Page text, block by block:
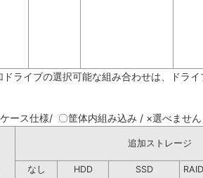
ライブの選択可能な組み合わせは、ドラ
ース仕様/ 〇筐体内組み込み / ×選べません
追加ストレージ
なし HDD SSD